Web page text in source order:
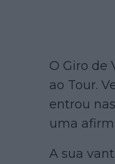
O Giro de
ao Tour.
entrou
uma
A sua